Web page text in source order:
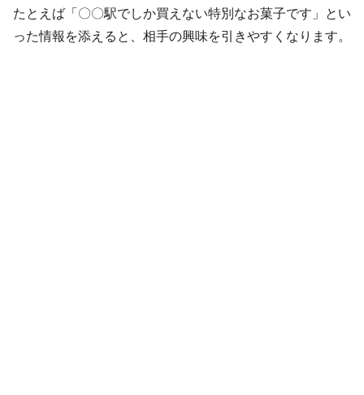
たとえば「〇〇駅でしか買えない特別なお菓子です」とい
った情報を添えると、相手の興味を引きやすくなります。